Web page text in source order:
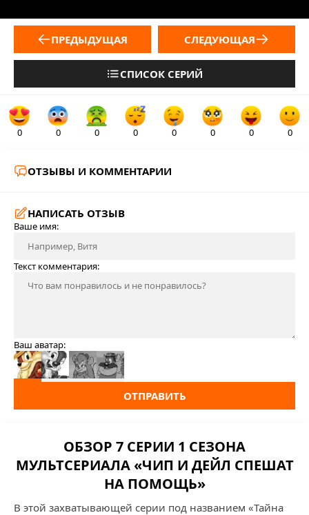
ПРЕДЫДУЩАЯ
СПИСОК СЕРИЙ
СЛЕДУЮЩАЯ
0 0 0 0 0 0 0 0
ОТЗЫВЫ И КОММЕНТАРИИ
НАПИСАТЬ ОТЗЫВ
Ваше имя:
Текст комментария:
Ваш аватар:
ОТПРАВИТЬ
ОБЗОР 7 СЕРИИ 1 СЕЗОНА
МУЛЬТСЕРИАЛА «ЧИП И ДЕЙЛ СПЕШАТ
НА ПОМОЩЬ»
В этой захватывающей серии под названием «Тайна